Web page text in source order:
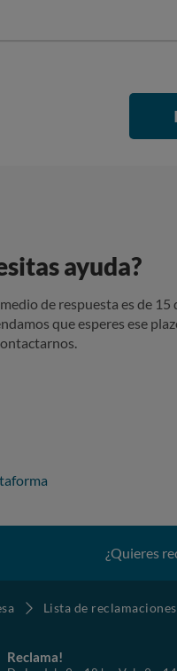
ayuda?
de respuesta es de 15
que esperes ese
¿Quieres
Lista de
Reclama!